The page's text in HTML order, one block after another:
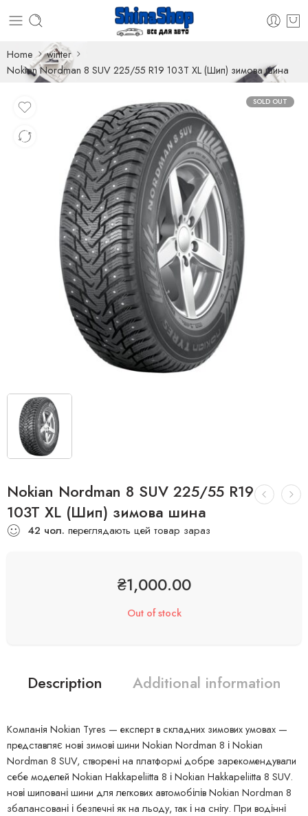
Home
winter
Nokian Nordman 8 SUV 225/55 R19 103T XL (Шип) зимова шина
SOLD OUT
Nokian Nordman 8 SUV 225/55 R19
103T XL (Шип) зимова шина
42 чол. переглядають цей товар зараз
₴1,000.00
Out of stock
Description Additional information
Компанія Nokian Tyres — експерт в складних зимових умовах —
представляє нові зимові шини Nokian Nordman 8 і Nokian
Nordman 8 SUV, створені на платформі добре зарекомендували
себе моделей Nokian Hakkapeliitta 8 і Nokian Hakkapeliitta 8 SUV.
нові шиповані шини для легкових автомобілів Nokian Nordman 8
збалансовані і безпечні як на льоду, так і на снігу. При водінні